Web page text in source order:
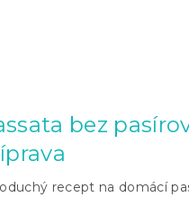
bez
recept na domácí